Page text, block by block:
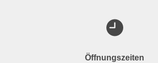
Öffnungszeiten